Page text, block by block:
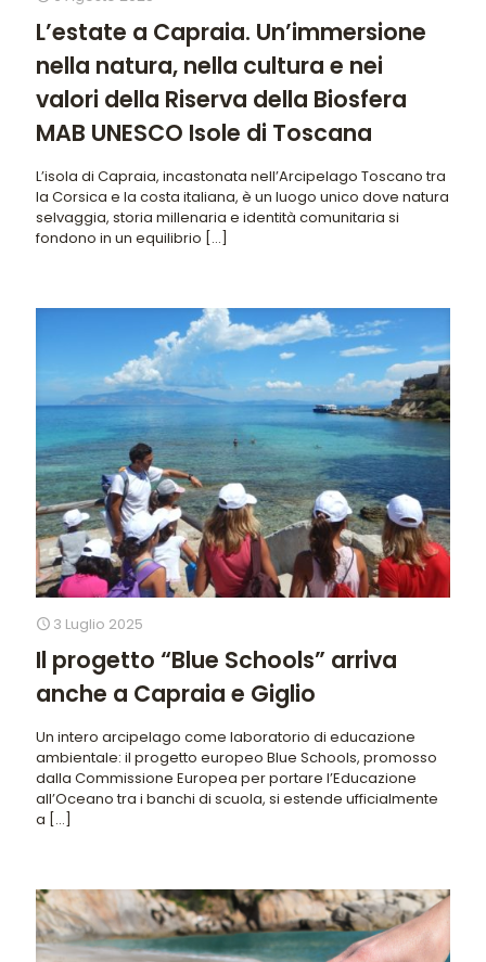
L’estate a Capraia. Un’immersione
nella natura, nella cultura e nei
valori della Riserva della Biosfera
MAB UNESCO Isole di Toscana
L’isola di Capraia, incastonata nell’Arcipelago Toscano tra
la Corsica e la costa italiana, è un luogo unico dove natura
selvaggia, storia millenaria e identità comunitaria si
fondono in un equilibrio […]
3 Luglio 2025
Il progetto “Blue Schools” arriva
anche a Capraia e Giglio
Un intero arcipelago come laboratorio di educazione
ambientale: il progetto europeo Blue Schools, promosso
dalla Commissione Europea per portare l’Educazione
all’Oceano tra i banchi di scuola, si estende ufficialmente
a […]